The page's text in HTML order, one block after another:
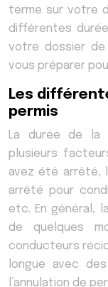
terme sur votre
différentes
votre dossier de
vous préparer
Les
permis
La durée de la
plusieurs
avez été arrêté,
arrêté pour
etc. En général,
de quelques
conducteurs
longue avec
l’annulation de